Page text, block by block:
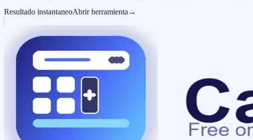
Resultado instantaneoAbrir herramienta →